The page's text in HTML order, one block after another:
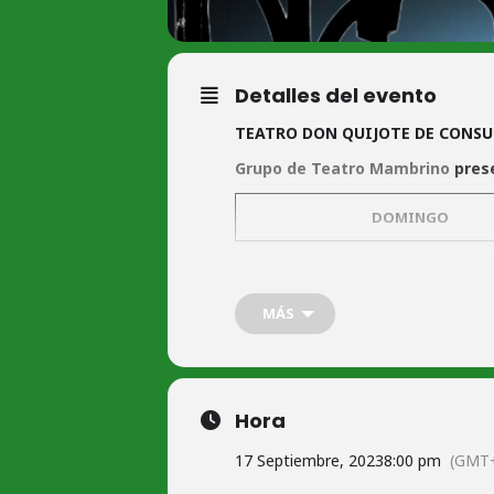
Detalles del evento
TEATRO DON QUIJOTE DE
Grupo de Teatro Mambrino
DOMINGO
A beneficio de
Cinco horas con Mario por
la última noche el cadáver de su
MÁS
Hora
17 Septiembre, 20238:00 pm